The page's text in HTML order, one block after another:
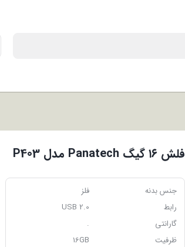
فلش ۱۶ گیگ Panatech مدل P403
جنس بدنه
فلز
رابط
USB 2.0
گارانتی
.
ظرفیت
16GB